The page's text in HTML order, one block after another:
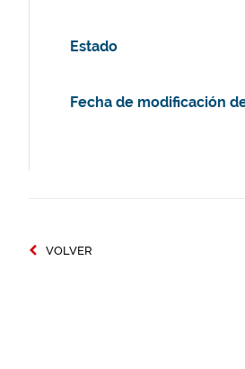
Estado
Fecha de modificación
VOLVER